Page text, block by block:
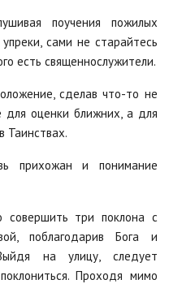
поучения пожилых
сами не старайтесь
есть священнослужители.
сделав что-то не
оценки ближних, а для
Таинствах.
прихожан и понимание
три поклона с
поблагодарив Бога и
на улицу, следует
Проходя мимо